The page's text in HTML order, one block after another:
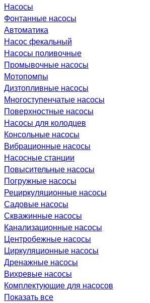
Насосы
Фонтанные насосы
Автоматика
Насос фекальный
Насосы поливочные
Промывочные насосы
Мотопомпы
Дизтопливные насосы
Многоступенчатые насосы
Поверхностные насосы
Насосы для колодцев
Консольные насосы
Вибрационные насосы
Насосные станции
Повысительные насосы
Погружные насосы
Рециркуляционные насосы
Садовые насосы
Скважинные насосы
Канализационные насосы
Центробежные насосы
Циркуляционные насосы
Дренажные насосы
Вихревые насосы
Комплектующие для насосов
Показать все